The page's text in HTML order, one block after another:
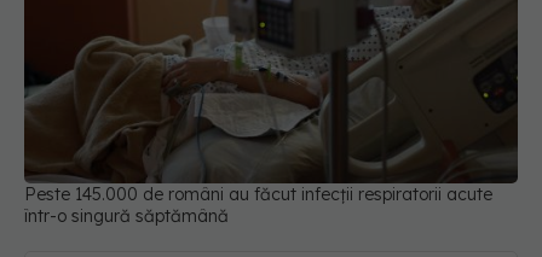
Peste 145.000 de români au făcut infecții respiratorii acute
într-o singură săptămână